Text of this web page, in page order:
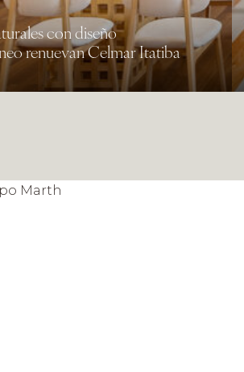
con diseño
renuevan Celmar Itatiba